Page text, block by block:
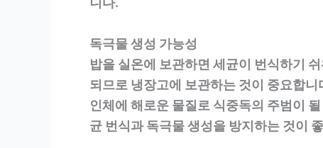
독극물 생성 가능성
밥을 실온에 보관하면 세균이 번식하기
되므로 냉장고에 보관하는 것이 중요합
인체에 해로운 물질로 식중독의 주범이
균 번식과 독극물 생성을 방지하는 것이